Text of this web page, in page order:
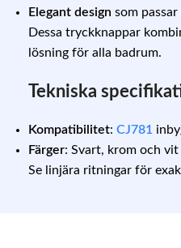
Elegant design som
Dessa tryckknappar
lösning för alla badrum.
Tekniska
Kompatibilitet: CJ781
Färger: Svart, krom och vit
Se linjära ritningar för